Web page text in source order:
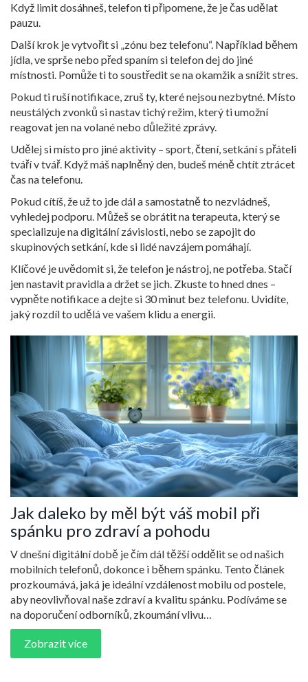
Když limit dosáhneš, telefon ti připomene, že je čas udělat
pauzu.
Další krok je vytvořit si „zónu bez telefonu“. Například během
jídla, ve sprše nebo před spaním si telefon dej do jiné
místnosti. Pomůže ti to soustředit se na okamžik a snížit stres.
Pokud ti ruší notifikace, zruš ty, které nejsou nezbytné. Místo
neustálých zvonků si nastav tichý režim, který ti umožní
reagovat jen na volané nebo důležité zprávy.
Udělej si místo pro jiné aktivity – sport, čtení, setkání s přáteli
tváří v tvář. Když máš naplněný den, budeš méně chtít ztrácet
čas na telefonu.
Pokud cítíš, že už to jde dál a samostatně to nezvládneš,
vyhledej podporu. Můžeš se obrátit na terapeuta, který se
specializuje na digitální závislosti, nebo se zapojit do
skupinových setkání, kde si lidé navzájem pomáhají.
Klíčové je uvědomit si, že telefon je nástroj, ne potřeba. Stačí
jen nastavit pravidla a držet se jich. Zkuste to hned dnes –
vypněte notifikace a dejte si 30 minut bez telefonu. Uvidíte,
jaký rozdíl to udělá ve vašem klidu a energii.
Jak daleko by měl být váš mobil při
spánku pro zdraví a pohodu
V dnešní digitální době je čím dál těžší oddělit se od našich
mobilních telefonů, dokonce i během spánku. Tento článek
prozkoumává, jaká je ideální vzdálenost mobilu od postele,
aby neovlivňoval naše zdraví a kvalitu spánku. Podíváme se
na doporučení odborníků, zkoumání vlivu
elektromagnetického záření a poskytneme tipy, jak zlepšit
spánkovou hygienu v souvislosti s používáním mobilů.
Zobrazit více